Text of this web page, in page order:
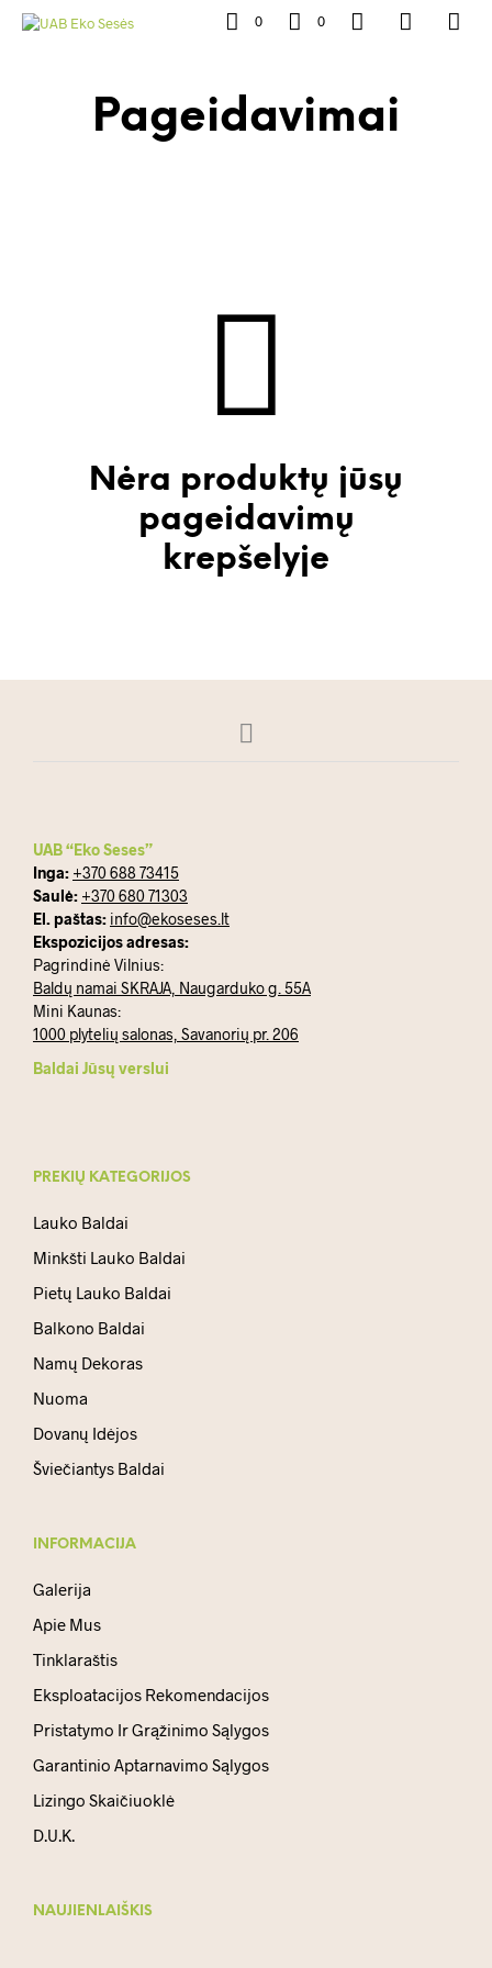
0 0
Pageidavimai
Nėra produktų jūsų
pageidavimų
krepšelyje
UAB “Eko Seses”
Inga: +370 688 73415
Saulė: +370 680 71303
El. paštas: info@ekoseses.lt
Ekspozicijos adresas:
Pagrindinė Vilnius:
Baldų namai SKRAJA, Naugarduko g. 55A
Mini Kaunas:
1000 plytelių salonas, Savanorių pr. 206
Baldai Jūsų verslui
PREKIŲ KATEGORIJOS
Lauko Baldai
Minkšti Lauko Baldai
Pietų Lauko Baldai
Balkono Baldai
Namų Dekoras
Nuoma
Dovanų Idėjos
Šviečiantys Baldai
INFORMACIJA
Galerija
Apie Mus
Tinklaraštis
Eksploatacijos Rekomendacijos
Pristatymo Ir Grąžinimo Sąlygos
Garantinio Aptarnavimo Sąlygos
Lizingo Skaičiuoklė
D.U.K.
NAUJIENLAIŠKIS